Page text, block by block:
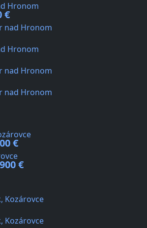
Hronom
€
nad Hronom
Hronom
nad Hronom
nad Hronom
€
€
Kozárovce
Kozárovce